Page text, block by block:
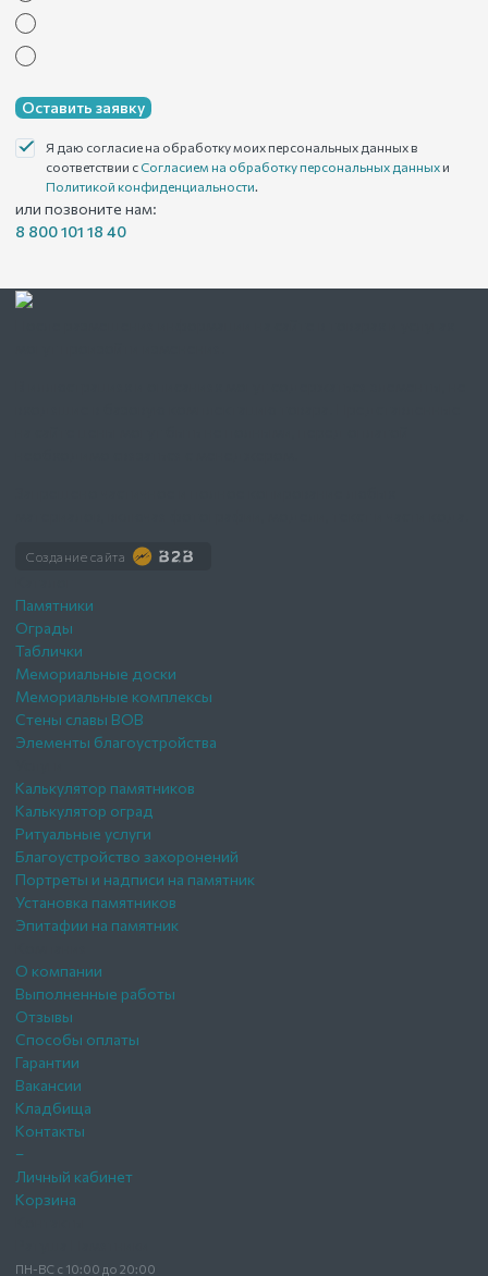
Оставить заявку
Я даю согласие на обработку моих персональных данных в
соответствии с Согласием на обработку персональных данных и
Политикой конфиденциальности.
или позвоните нам:
8 800 101 18 40
Создание сайта
Памятники
Ограды
Таблички
Мемориальные доски
Мемориальные комплексы
Стены славы ВОВ
Элементы благоустройства
Калькулятор памятников
Калькулятор оград
Ритуальные услуги
Благоустройство захоронений
Портреты и надписи на памятник
Установка памятников
Эпитафии на памятник
О компании
Выполненные работы
Отзывы
Способы оплаты
Гарантии
Вакансии
Кладбища
Контакты
–
Личный кабинет
Корзина
ПН-ВС с 10:00 до 20:00